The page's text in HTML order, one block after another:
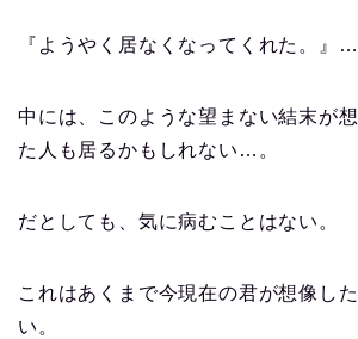
『ようやく居なくなってくれた。
中には、このような望まない結末が
た人も居るかもしれない…。
だとしても、気に病むことはない。
これはあくまで今現在の君が想像し
い。